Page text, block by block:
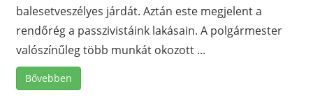
balesetveszélyes járdát. Aztán este megjelent a
rendőrég a passzivistáink lakásain. A polgármester
valószínűleg több munkát okozott ...
Bővebben